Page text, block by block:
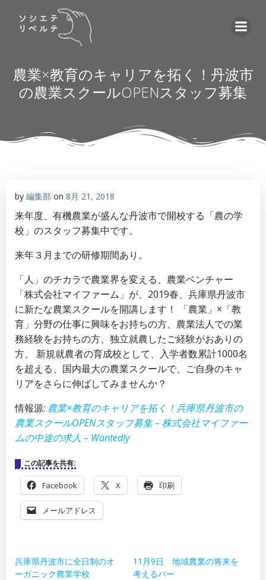
へ
ス
プ
農業×教育のキャリアを拓く！丹波市
の農業スクールOPENスタッフ募集
by 編集部 on 8月 21, 2018
来年度、有機農業が盛んな丹波市で開校する「農の学
校」のスタッフ募集中です。
来年３月までの研修期間あり。
「人」のチカラで農業界を変える、農業ベンチャー
「株式会社マイファーム」が、2019春、兵庫県丹波市
に新たな農業スクールを開講します！ 「農業」×「教
育」分野の仕事に興味をお持ちの方、農業法人での業
務経験をお持ちの方、独立就農したご経験がおありの
方、 新規就農者の育成校として、入学者数累計1000名
を超える、国内最大の農業スクールで、ご自身のキャ
リアをさらに伸ばしてみませんか？
情報源: 農業×教育のキャリアを拓く！兵庫県丹波市の
農業スクールOPENスタッフ募集 – 株式会社マイファー
ムの中途の求人 – Wantedly
この記事を共有:
Facebook X 印刷
メールアドレス
兵庫県丹波市に全日制のオ
ーガニック農業学校
11月9日 地域農業の将来を
考えるバー